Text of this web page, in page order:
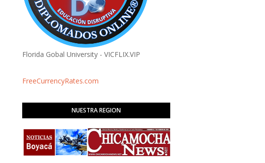
Florida Gobal University - VICFLIX.VIP
FreeCurrencyRates.com
NUESTRA REGION